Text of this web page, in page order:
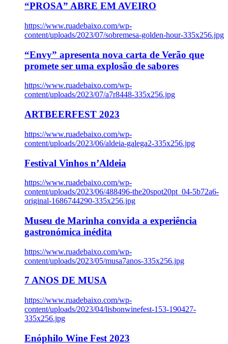
“PROSA” ABRE EM AVEIRO
https://www.ruadebaixo.com/wp-
content/uploads/2023/07/sobremesa-golden-hour-335x256.jpg
“Envy” apresenta nova carta de Verão que
promete ser uma explosão de sabores
https://www.ruadebaixo.com/wp-
content/uploads/2023/07/a7r8448-335x256.jpg
ARTBEERFEST 2023
https://www.ruadebaixo.com/wp-
content/uploads/2023/06/aldeia-galega2-335x256.jpg
Festival Vinhos n’Aldeia
https://www.ruadebaixo.com/wp-
content/uploads/2023/06/488496-the20spot20pt_04-5b72a6-
original-1686744290-335x256.jpg
Museu de Marinha convida a experiência
gastronómica inédita
https://www.ruadebaixo.com/wp-
content/uploads/2023/05/musa7anos-335x256.jpg
7 ANOS DE MUSA
https://www.ruadebaixo.com/wp-
content/uploads/2023/04/lisbonwinefest-153-190427-
335x256.jpg
Enóphilo Wine Fest 2023